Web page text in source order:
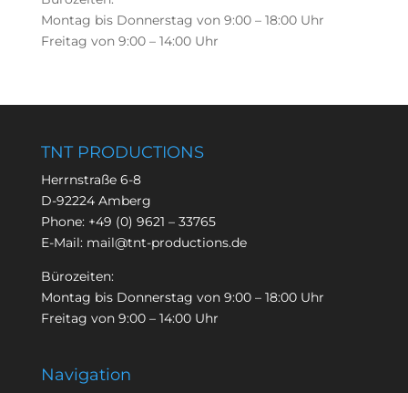
Montag bis Donnerstag von 9:00 – 18:00 Uhr
Freitag von 9:00 – 14:00 Uhr
TNT PRODUCTIONS
Herrnstraße 6-8
D-92224 Amberg
Phone: +49 (0) 9621 – 33765
E-Mail: mail@tnt-productions.de
Bürozeiten:
Montag bis Donnerstag von 9:00 – 18:00 Uhr
Freitag von 9:00 – 14:00 Uhr
Navigation